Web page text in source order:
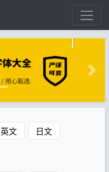
英文 日文